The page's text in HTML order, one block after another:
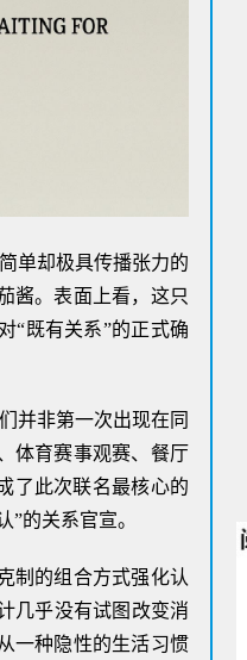
单却极具传播张力的
酱。表面上看，这只
“既有关系”的正式确
并非第一次出现在同
体育赛事观赛、餐厅
了此次联名最核心的
的关系官宣。
制的组合方式强化认
几乎没有试图改变消
一种隐性的生活习惯